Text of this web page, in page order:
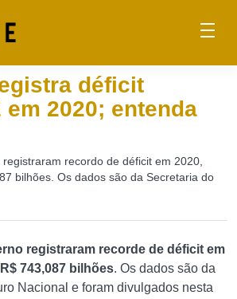
déficit
em 2020; entenda
recordo de déficit em 2020,
bilhões. Os dados são da Secretaria do
registraram recorde de déficit em
743,087 bilhões. Os dados são da
Nacional e foram divulgados nesta